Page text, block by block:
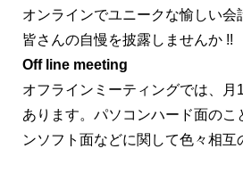
オンラインでユニークな愉しい会
皆さんの自慢を披露しませんか !!
Off line meeting
オフラインミーティングでは、月
あります。パソコンハード面のこ
ンソフト面などに関して色々相互